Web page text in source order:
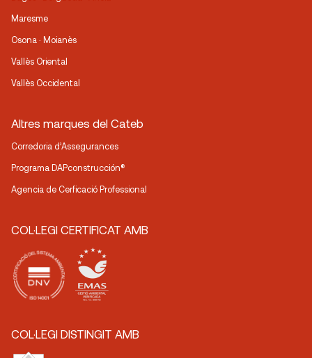
Maresme
Osona · Moianès
Vallès Oriental
Vallès Occidental
Altres marques del Cateb
Corredoria d’Assegurances
Programa DAPconstrucción®
Agencia de Cerficació Professional
COL·LEGI CERTIFICAT AMB
COL·LEGI DISTINGIT AMB